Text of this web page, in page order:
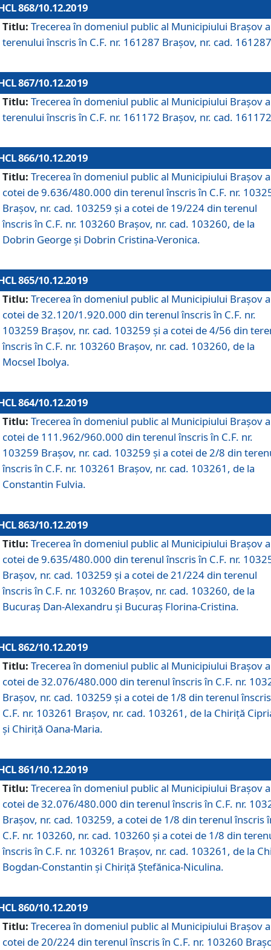
868/10.12.2019
Titlu: Trecerea în domeniul public al Municipiului Braşov a
terenului înscris în C.F. nr. 161287 Brașov, nr. cad.
867/10.12.2019
Titlu: Trecerea în domeniul public al Municipiului Braşov a
terenului înscris în C.F. nr. 161172 Brașov, nr. cad.
866/10.12.2019
Titlu: Trecerea în domeniul public al Municipiului Braşov a
cotei de 9.636/480.000 din terenul înscris în C.F. nr.
Brașov, nr. cad. 103259 și a cotei de 19/224 din terenul
înscris în C.F. nr. 103260 Brașov, nr. cad. 103260, de la
Dobrin George și Dobrin Cristina-Veronica.
865/10.12.2019
Titlu: Trecerea în domeniul public al Municipiului Braşov a
cotei de 32.120/1.920.000 din terenul înscris în C.F. nr.
103259 Brașov, nr. cad. 103259 și a cotei de 4/56 din
înscris în C.F. nr. 103260 Brașov, nr. cad. 103260, de la
Mocsel Ibolya.
864/10.12.2019
Titlu: Trecerea în domeniul public al Municipiului Braşov a
cotei de 111.962/960.000 din terenul înscris în C.F. nr.
103259 Brașov, nr. cad. 103259 și a cotei de 2/8 din
înscris în C.F. nr. 103261 Brașov, nr. cad. 103261, de la
Constantin Fulvia.
863/10.12.2019
Titlu: Trecerea în domeniul public al Municipiului Braşov a
cotei de 9.635/480.000 din terenul înscris în C.F. nr.
Brașov, nr. cad. 103259 și a cotei de 21/224 din terenul
înscris în C.F. nr. 103260 Brașov, nr. cad. 103260, de la
Bucuraș Dan-Alexandru și Bucuraș Florina-Cristina.
862/10.12.2019
Titlu: Trecerea în domeniul public al Municipiului Braşov a
cotei de 32.076/480.000 din terenul înscris în C.F. nr.
Brașov, nr. cad. 103259 și a cotei de 1/8 din terenul
C.F. nr. 103261 Brașov, nr. cad. 103261, de la Chiriță
și Chiriță Oana-Maria.
861/10.12.2019
Titlu: Trecerea în domeniul public al Municipiului Braşov a
cotei de 32.076/480.000 din terenul înscris în C.F. nr.
Brașov, nr. cad. 103259, a cotei de 1/8 din terenul înscris
C.F. nr. 103260, nr. cad. 103260 și a cotei de 1/8 din
înscris în C.F. nr. 103261 Brașov, nr. cad. 103261, de la
Bogdan-Constantin și Chiriță Ștefănica-Niculina.
860/10.12.2019
Titlu: Trecerea în domeniul public al Municipiului Braşov a
cotei de 20/224 din terenul înscris în C.F. nr. 103260